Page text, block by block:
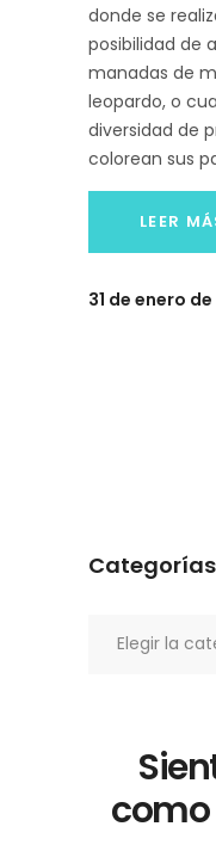
donde se
posibilidad de
manadas de
leopardo, o
diversidad de
colorean sus
LEER
31 de enero de
Categorías
como